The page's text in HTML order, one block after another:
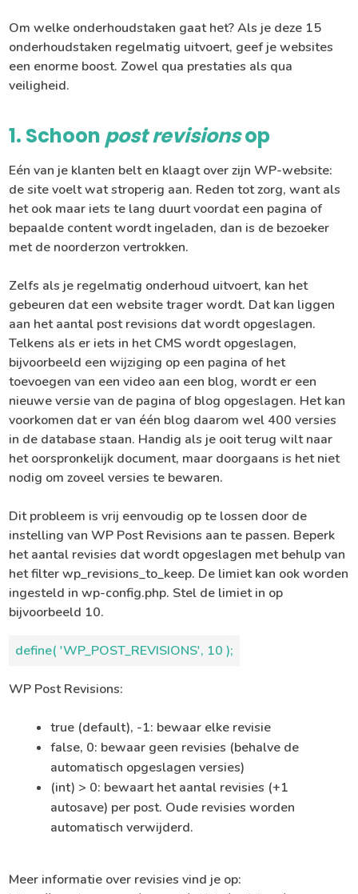
Om welke onderhoudstaken gaat het? Als je deze 15
onderhoudstaken regelmatig uitvoert, geef je websites
een enorme boost. Zowel qua prestaties als qua
veiligheid.
1. Schoon post revisionsop
Eén van je klanten belt en klaagt over zijn WP-website:
de site voelt wat stroperig aan. Reden tot zorg, want als
het ook maar iets te lang duurt voordat een pagina of
bepaalde content wordt ingeladen, dan is de bezoeker
met de noorderzon vertrokken.
Zelfs als je regelmatig onderhoud uitvoert, kan het
gebeuren dat een website trager wordt. Dat kan liggen
aan het aantal post revisions dat wordt opgeslagen.
Telkens als er iets in het CMS wordt opgeslagen,
bijvoorbeeld een wijziging op een pagina of het
toevoegen van een video aan een blog, wordt er een
nieuwe versie van de pagina of blog opgeslagen. Het kan
voorkomen dat er van één blog daarom wel 400 versies
in de database staan. Handig als je ooit terug wilt naar
het oorspronkelijk document, maar doorgaans is het niet
nodig om zoveel versies te bewaren.
Dit probleem is vrij eenvoudig op te lossen door de
instelling van WP Post Revisions aan te passen. Beperk
het aantal revisies dat wordt opgeslagen met behulp van
het filter wp_revisions_to_keep. De limiet kan ook worden
ingesteld in wp-config.php. Stel de limiet in op
bijvoorbeeld 10.
define( 'WP_POST_REVISIONS', 10 );
WP Post Revisions:
true (default), -1: bewaar elke revisie
false, 0: bewaar geen revisies (behalve de
automatisch opgeslagen versies)
(int) > 0: bewaart het aantal revisies (+1
autosave) per post. Oude revisies worden
automatisch verwijderd.
Meer informatie over revisies vind je op: